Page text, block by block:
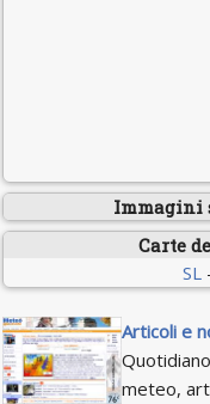
Immagini
Carte
SL
Articoli e
meteo,